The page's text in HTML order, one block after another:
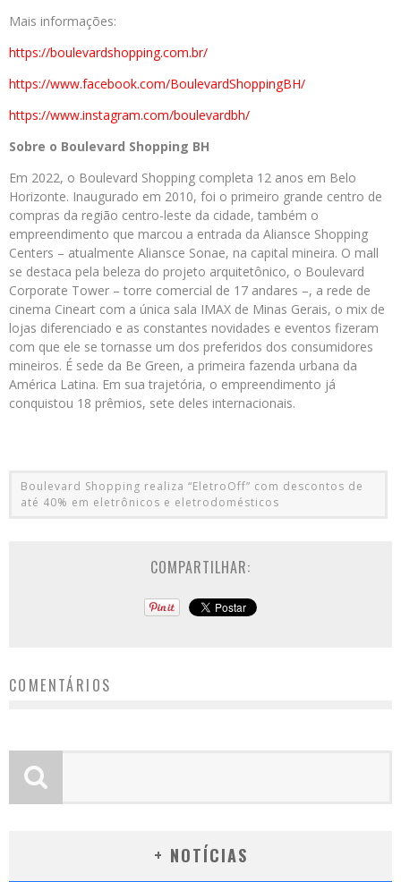
Mais informações:
https://boulevardshopping.com.br/
https://www.facebook.com/BoulevardShoppingBH/
https://www.instagram.com/boulevardbh/
Sobre o Boulevard Shopping BH
Em 2022, o Boulevard Shopping completa 12 anos em Belo
Horizonte. Inaugurado em 2010, foi o primeiro grande centro de
compras da região centro-leste da cidade, também o
empreendimento que marcou a entrada da Aliansce Shopping
Centers – atualmente Aliansce Sonae, na capital mineira. O mall
se destaca pela beleza do projeto arquitetônico, o Boulevard
Corporate Tower – torre comercial de 17 andares –, a rede de
cinema Cineart com a única sala IMAX de Minas Gerais, o mix de
lojas diferenciado e as constantes novidades e eventos fizeram
com que ele se tornasse um dos preferidos dos consumidores
mineiros. É sede da Be Green, a primeira fazenda urbana da
América Latina. Em sua trajetória, o empreendimento já
conquistou 18 prêmios, sete deles internacionais.
Boulevard Shopping realiza “EletroOff” com descontos de
até 40% em eletrônicos e eletrodomésticos
COMPARTILHAR:
COMENTÁRIOS
+ NOTÍCIAS